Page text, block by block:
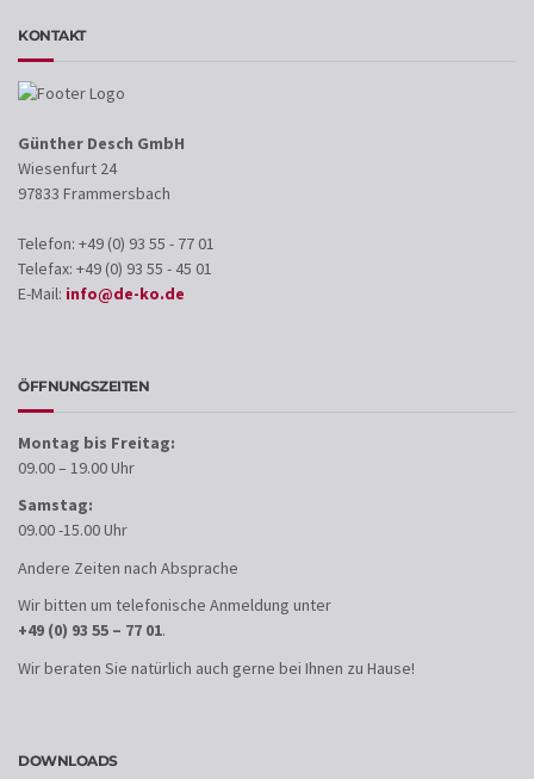
KONTAKT
Günther Desch GmbH
Wiesenfurt 24
97833 Frammersbach
Telefon: +49 (0) 93 55 - 77 01
Telefax: +49 (0) 93 55 - 45 01
E-Mail: info@de-ko.de
ÖFFNUNGSZEITEN
Montag bis Freitag:
09.00 – 19.00 Uhr
Samstag:
09.00 -15.00 Uhr
Andere Zeiten nach Absprache
Wir bitten um telefonische Anmeldung unter
+49 (0) 93 55 – 77 01.
Wir beraten Sie natürlich auch gerne bei Ihnen zu Hause!
DOWNLOADS